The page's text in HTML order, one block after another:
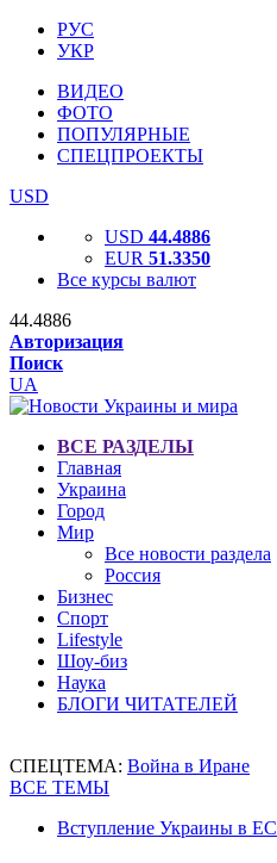
РУС
УКР
ВИДЕО
ФОТО
ПОПУЛЯРНЫЕ
СПЕЦПРОЕКТЫ
USD
USD 44.4886
EUR 51.3350
Все курсы валют
44.4886
Авторизация
Поиск
UA
ВСЕ РАЗДЕЛЫ
Главная
Украина
Город
Мир
Все новости раздела
Россия
Бизнес
Спорт
Lifestyle
Шоу-биз
Наука
БЛОГИ ЧИТАТЕЛЕЙ
СПЕЦТЕМА: Война в Иране
ВСЕ ТЕМЫ
Вступление Украины в ЕС